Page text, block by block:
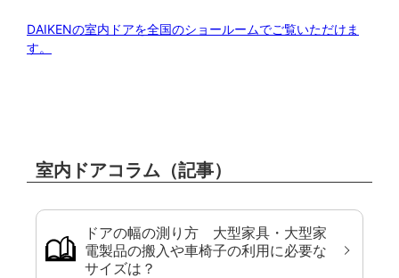
DAIKENの室内ドアを全国のショールームでご覧いただけま
す。
室内ドアコラム（記事）
ドアの幅の測り方 大型家具・大型家
電製品の搬入や車椅子の利用に必要な
サイズは？